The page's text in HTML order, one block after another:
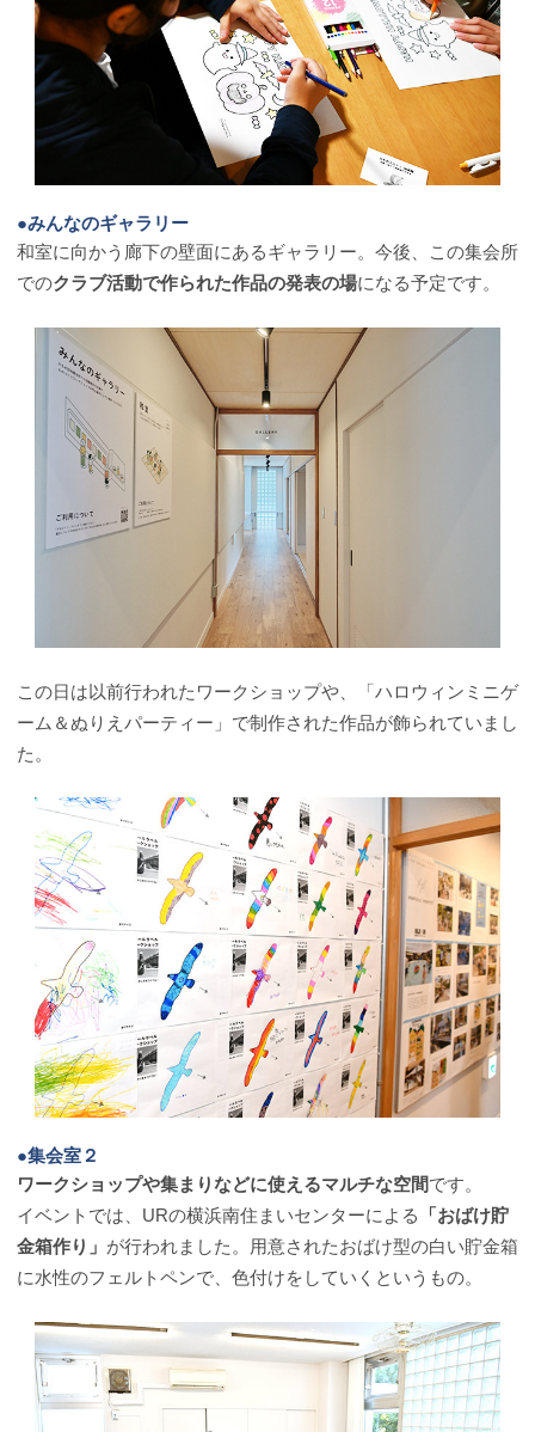
●みんなのギャラリー
和室に向かう廊下の壁面にあるギャラリー。今後、この集会所
でのクラブ活動で作られた作品の発表の場になる予定です。
この日は以前行われたワークショップや、「ハロウィンミニゲ
ーム＆ぬりえパーティー」で制作された作品が飾られていまし
た。
●集会室２
ワークショップや集まりなどに使えるマルチな空間です。
イベントでは、URの横浜南住まいセンターによる
「おばけ貯
金箱作り」 が行われました。用意されたおばけ型の白い貯金箱
に水性のフェルトペンで、色付けをしていくというもの。